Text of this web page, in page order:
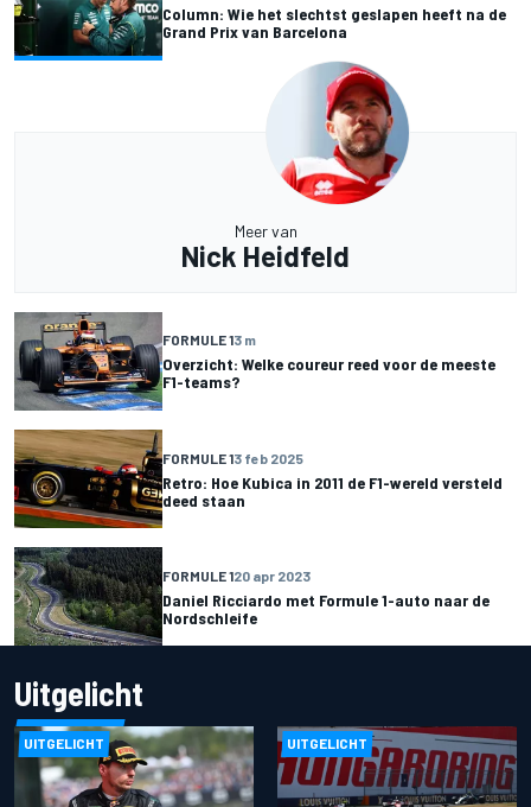
Column: Wie het slechtst geslapen heeft na de
Grand Prix van Barcelona
Meer van
Nick Heidfeld
FORMULE 13 m
Overzicht: Welke coureur reed voor de meeste
F1-teams?
FORMULE 13 feb 2025
Retro: Hoe Kubica in 2011 de F1-wereld versteld
deed staan
FORMULE 120 apr 2023
Daniel Ricciardo met Formule 1-auto naar de
Nordschleife
Uitgelicht
UITGELICHT UITGELICHT